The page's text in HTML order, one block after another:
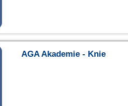
AGA Akademie - Knie